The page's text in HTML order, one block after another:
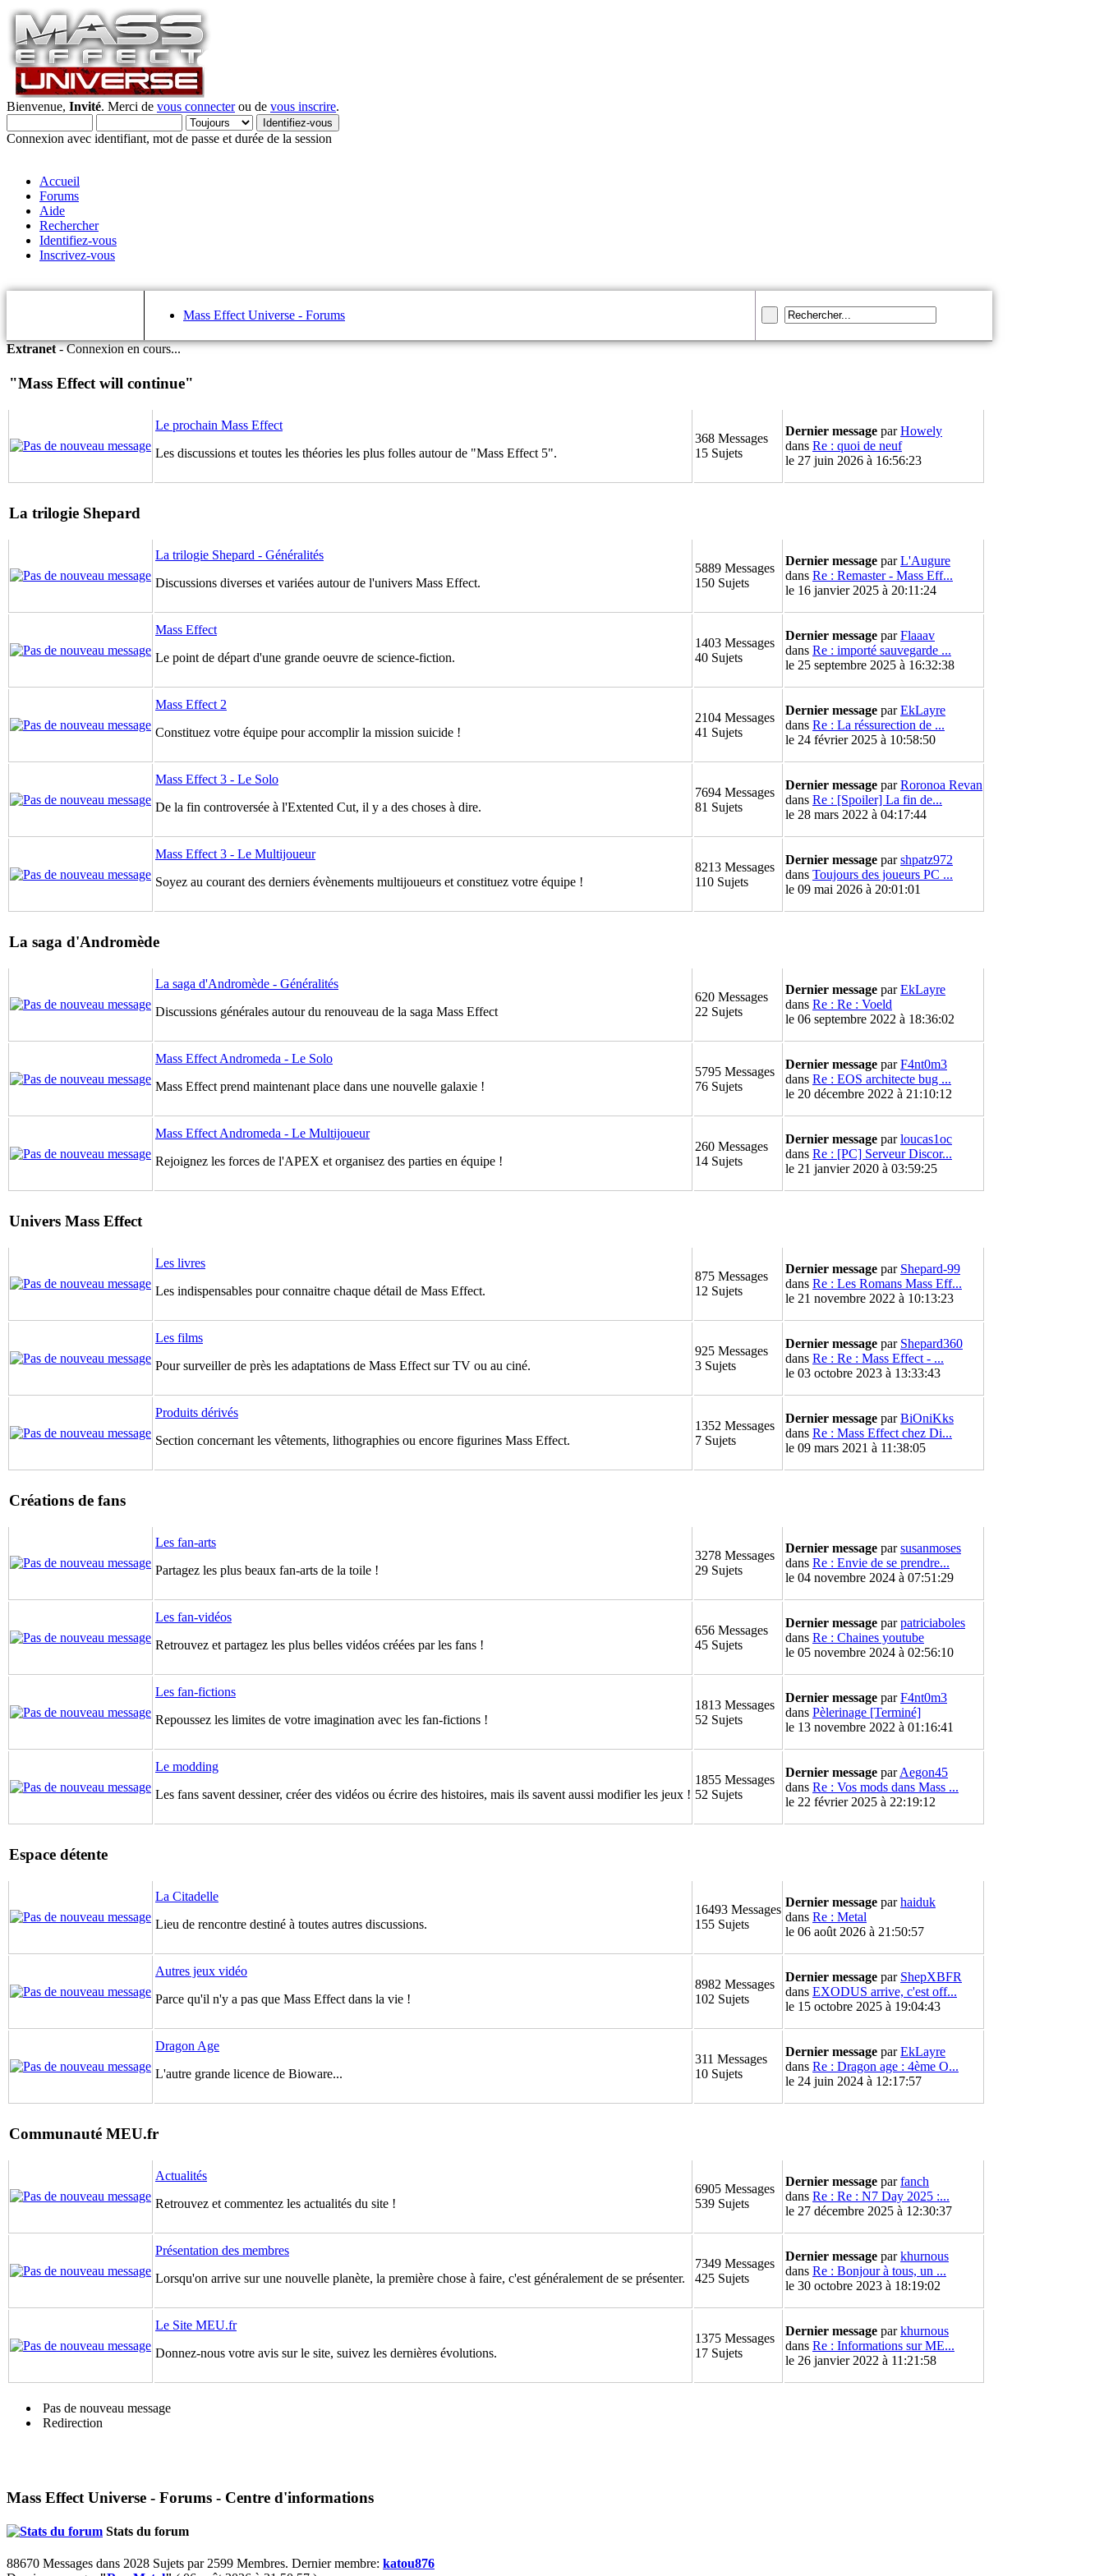
Bienvenue, Invité. Merci de vous connecterou de vous inscrire.
Connexion avec identifiant, mot de passe et durée de la session
Accueil
Forums
Aide
Rechercher
Identifiez-vous
Inscrivez-vous
Mass Effect Universe - Forums
Extranet-Connexion en cours...
"Mass Effect will continue"
Le prochain Mass Effect
Les discussions et toutes les théories les plus folles autour de "Mass Effect 5".
368 Messages
15 Sujets
Dernier message parHowely
dans Re : quoi de neuf
le 27 juin 2026 à 16:56:23
La trilogie Shepard
La trilogie Shepard - Généralités
Discussions diverses et variées autour de l'univers Mass Effect.
5889 Messages
150 Sujets
Dernier message parL'Augure
dans Re : Remaster - Mass Eff...
le 16 janvier 2025 à 20:11:24
Mass Effect
Le point de départ d'une grande oeuvre de science-fiction.
1403 Messages
40 Sujets
Dernier message parFlaaav
dans Re : importé sauvegarde ...
le 25 septembre 2025 à 16:32:38
Mass Effect 2
Constituez votre équipe pour accomplir la mission suicide !
2104 Messages
41 Sujets
Dernier message parEkLayre
dans Re : La réssurection de ...
le 24 février 2025 à 10:58:50
Mass Effect 3 - Le Solo
De la fin controversée à l'Extented Cut, il y a des choses à dire.
7694 Messages
81 Sujets
Dernier message parRoronoa Revan
dans Re : [Spoiler] La fin de...
le 28 mars 2022 à 04:17:44
Mass Effect 3 - Le Multijoueur
Soyez au courant des derniers évènements multijoueurs et constituez votre équipe !
8213 Messages
110 Sujets
Dernier message parshpatz972
dans Toujours des joueurs PC ...
le 09 mai 2026 à 20:01:01
La saga d'Andromède
La saga d'Andromède - Généralités
Discussions générales autour du renouveau de la saga Mass Effect
620 Messages
22 Sujets
Dernier message parEkLayre
dans Re : Re : Voeld
le 06 septembre 2022 à 18:36:02
Mass Effect Andromeda - Le Solo
Mass Effect prend maintenant place dans une nouvelle galaxie !
5795 Messages
76 Sujets
Dernier message parF4nt0m3
dans Re : EOS architecte bug ...
le 20 décembre 2022 à 21:10:12
Mass Effect Andromeda - Le Multijoueur
Rejoignez les forces de l'APEX et organisez des parties en équipe !
260 Messages
14 Sujets
Dernier message parloucas1oc
dans Re : [PC] Serveur Discor...
le 21 janvier 2020 à 03:59:25
Univers Mass Effect
Les livres
Les indispensables pour connaitre chaque détail de Mass Effect.
875 Messages
12 Sujets
Dernier message par Shepard-99
dans Re : Les Romans Mass Eff...
le 21 novembre 2022 à 10:13:23
Les films
Pour surveiller de près les adaptations de Mass Effect sur TV ou au ciné.
925 Messages
3 Sujets
Dernier message par Shepard360
dans Re : Re : Mass Effect - ...
le 03 octobre 2023 à 13:33:43
Produits dérivés
Section concernant les vêtements, lithographies ou encore figurines Mass Effect.
1352 Messages
7 Sujets
Dernier message parBiOniKks
dans Re : Mass Effect chez Di...
le 09 mars 2021 à 11:38:05
Créations de fans
Les fan-arts
Partagez les plus beaux fan-arts de la toile !
3278 Messages
29 Sujets
Dernier message parsusanmoses
dans Re : Envie de se prendre...
le 04 novembre 2024 à 07:51:29
Les fan-vidéos
Retrouvez et partagez les plus belles vidéos créées par les fans !
656 Messages
45 Sujets
Dernier message parpatriciaboles
dans Re : Chaines youtube
le 05 novembre 2024 à 02:56:10
Les fan-fictions
Repoussez les limites de votre imagination avec les fan-fictions !
1813 Messages
52 Sujets
Dernier message parF4nt0m3
dans Pèlerinage [Terminé]
le 13 novembre 2022 à 01:16:41
Le modding
Les fans savent dessiner, créer des vidéos ou écrire des histoires, mais ils savent aussi modifier les jeux !
1855 Messages
52 Sujets
Dernier message parAegon45
dans Re : Vos mods dans Mass ...
le 22 février 2025 à 22:19:12
Espace détente
La Citadelle
Lieu de rencontre destiné à toutes autres discussions.
16493 Messages
155 Sujets
Dernier message parhaiduk
dans Re : Metal
le 06 août 2026 à 21:50:57
Autres jeux vidéo
Parce qu'il n'y a pas que Mass Effect dans la vie !
8982 Messages
102 Sujets
Dernier message par ShepXBFR
dans EXODUS arrive, c'est off...
le 15 octobre 2025 à 19:04:43
Dragon Age
L'autre grande licence de Bioware...
311 Messages
10 Sujets
Dernier message parEkLayre
dans Re : Dragon age : 4ème O...
le 24 juin 2024 à 12:17:57
Communauté MEU.fr
Actualités
Retrouvez et commentez les actualités du site !
6905 Messages
539 Sujets
Dernier message parfanch
dans Re : Re : N7 Day 2025 :...
le 27 décembre 2025 à 12:30:37
Présentation des membres
Lorsqu'on arrive sur une nouvelle planète, la première chose à faire, c'est généralement de se présenter.
7349 Messages
425 Sujets
Dernier message parkhurnous
dans Re : Bonjour à tous, un ...
le 30 octobre 2023 à 18:19:02
Le Site MEU.fr
Donnez-nous votre avis sur le site, suivez les dernières évolutions.
1375 Messages
17 Sujets
Dernier message parkhurnous
dans Re : Informations sur ME...
le 26 janvier 2022 à 11:21:58
Pas de nouveau message
Redirection
Mass Effect Universe - Forums - Centre d'informations
Stats du forum
88670 Messages dans 2028 Sujets par 2599 Membres. Dernier membre: katou876